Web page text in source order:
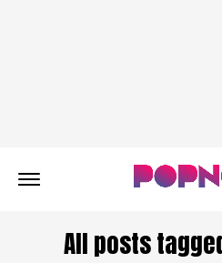
All posts